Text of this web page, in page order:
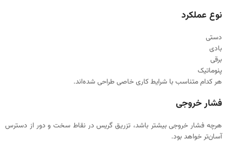
نوع عملکرد
دستی
بادی
برقی
پنوماتیک
هر کدام متناسب با شرایط کاری خاصی طراحی شده‌اند.
فشار خروجی
هرچه فشار خروجی بیشتر باشد، تزریق گریس در نقاط سخت و دور از دسترس
آسان‌تر خواهد بود.